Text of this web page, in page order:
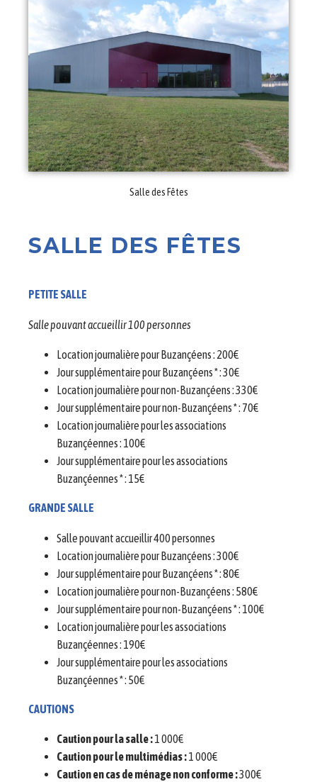
Salle des Fêtes
SALLE DES FÊTES
PETITE SALLE
Salle pouvant accueillir 100 personnes
Location journalière pour Buzançéens : 200€
Jour supplémentaire pour Buzançéens * : 30€
Location journalière pour non-Buzançéens : 330€
Jour supplémentaire pour non-Buzançéens * : 70€
Location journalière pour les associations
Buzançéennes : 100€
Jour supplémentaire pour les associations
Buzançéennes * : 15€
GRANDE SALLE
Salle pouvant accueillir 400 personnes
Location journalière pour Buzançéens : 300€
Jour supplémentaire pour Buzançéens * : 80€
Location journalière pour non-Buzançéens : 580€
Jour supplémentaire pour non-Buzançéens * : 100€
Location journalière pour les associations
Buzançéennes : 190€
Jour supplémentaire pour les associations
Buzançéennes * : 50€
CAUTIONS
Caution pour la salle :1 000€
Caution pour le multimédias :1 000€
Caution en cas de ménage non conforme :300€